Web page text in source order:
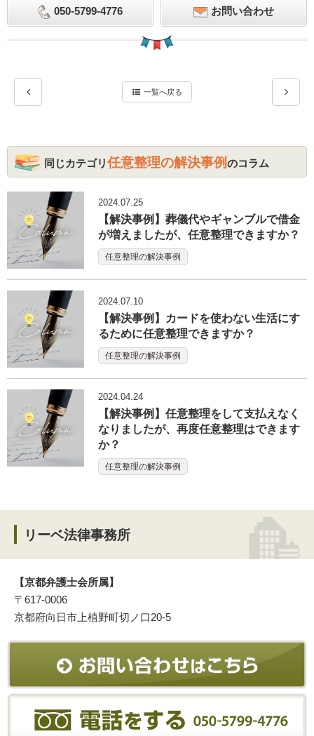
050-5799-4776 お問い合わせ
一覧へ戻る
同じカテゴリ任意整理の解決事例のコラム
2024.07.25
【解決事例】葬儀代やギャンブルで借金
が増えましたが、任意整理できますか？
任意整理の解決事例
2024.07.10
【解決事例】カードを使わない生活にす
るために任意整理できますか？
任意整理の解決事例
2024.04.24
【解決事例】任意整理をして支払えなく
なりましたが、再度任意整理はできます
か？
任意整理の解決事例
リーベ法律事務所
【京都弁護士会所属】
〒617-0006
京都府向日市上植野町切ノ口20-5